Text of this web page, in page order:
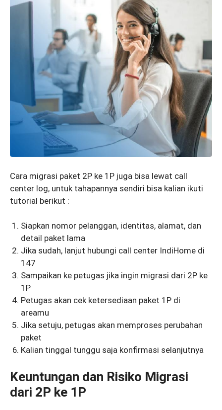
Cara migrasi paket 2P ke 1P juga bisa lewat call
center log, untuk tahapannya sendiri bisa kalian ikuti
tutorial berikut :
Siapkan nomor pelanggan, identitas, alamat, dan
detail paket lama
Jika sudah, lanjut hubungi call center IndiHome di
147
Sampaikan ke petugas jika ingin migrasi dari 2P ke
1P
Petugas akan cek ketersediaan paket 1P di
areamu
Jika setuju, petugas akan memproses perubahan
paket
Kalian tinggal tunggu saja konfirmasi selanjutnya
Keuntungan dan Risiko Migrasi
dari 2P ke 1P